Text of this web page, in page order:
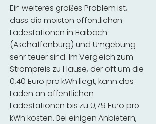
Ein weiteres großes Problem ist,
dass die meisten öffentlichen
Ladestationen in Haibach
(Aschaffenburg) und Umgebung
sehr teuer sind. Im Vergleich zum
Strompreis zu Hause, der oft um die
0,40 Euro pro kWh liegt, kann das
Laden an öffentlichen
Ladestationen bis zu 0,79 Euro pro
kWh kosten. Bei einigen Anbietern,